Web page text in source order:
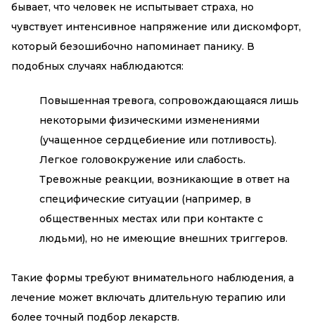
бывает, что человек не испытывает страха, но
чувствует интенсивное напряжение или дискомфорт,
который безошибочно напоминает панику. В
подобных случаях наблюдаются:
Повышенная тревога, сопровождающаяся лишь
некоторыми физическими изменениями
(учащенное сердцебиение или потливость).
Легкое головокружение или слабость.
Тревожные реакции, возникающие в ответ на
специфические ситуации (например, в
общественных местах или при контакте с
людьми), но не имеющие внешних триггеров.
Такие формы требуют внимательного наблюдения, а
лечение может включать длительную терапию или
более точный подбор лекарств.